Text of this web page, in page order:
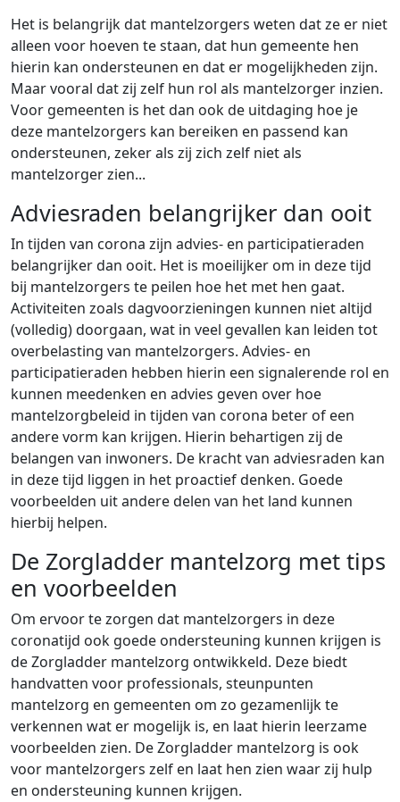
Het is belangrijk dat mantelzorgers weten dat ze er niet
alleen voor hoeven te staan, dat hun gemeente hen
hierin kan ondersteunen en dat er mogelijkheden zijn.
Maar vooral dat zij zelf hun rol als mantelzorger inzien.
Voor gemeenten is het dan ook de uitdaging hoe je
deze mantelzorgers kan bereiken en passend kan
ondersteunen, zeker als zij zich zelf niet als
mantelzorger zien...
Adviesraden belangrijker dan ooit
In tijden van corona zijn advies- en participatieraden
belangrijker dan ooit. Het is moeilijker om in deze tijd
bij mantelzorgers te peilen hoe het met hen gaat.
Activiteiten zoals dagvoorzieningen kunnen niet altijd
(volledig) doorgaan, wat in veel gevallen kan leiden tot
overbelasting van mantelzorgers. Advies- en
participatieraden hebben hierin een signalerende rol en
kunnen meedenken en advies geven over hoe
mantelzorgbeleid in tijden van corona beter of een
andere vorm kan krijgen. Hierin behartigen zij de
belangen van inwoners. De kracht van adviesraden kan
in deze tijd liggen in het proactief denken. Goede
voorbeelden uit andere delen van het land kunnen
hierbij helpen.
De Zorgladder mantelzorg met tips
en voorbeelden
Om ervoor te zorgen dat mantelzorgers in deze
coronatijd ook goede ondersteuning kunnen krijgen is
de Zorgladder mantelzorg ontwikkeld. Deze biedt
handvatten voor professionals, steunpunten
mantelzorg en gemeenten om zo gezamenlijk te
verkennen wat er mogelijk is, en laat hierin leerzame
voorbeelden zien. De Zorgladder mantelzorg is ook
voor mantelzorgers zelf en laat hen zien waar zij hulp
en ondersteuning kunnen krijgen.